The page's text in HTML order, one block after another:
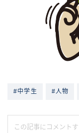
#中学生 #人物